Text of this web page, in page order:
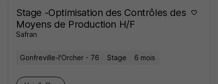
Stage -Optimisation des Contrôles des
Moyens de Production H/F
Safran
Gonfreville-l'Orcher - 76 Stage 6 mois